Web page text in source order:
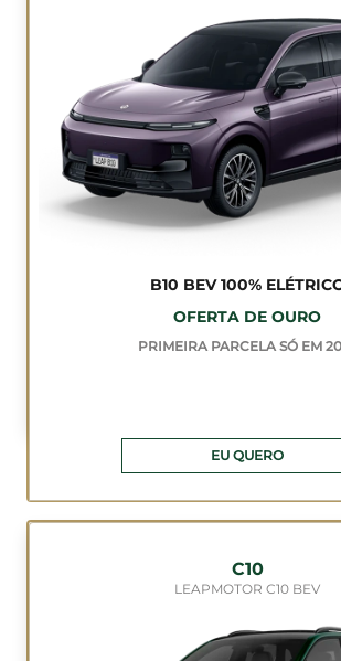
B10 BEV 100%
OFERTA DE OURO
PRIMEIRA PARCELA SÓ EM
EU QUERO
C10
LEAPMOTOR C10 BEV